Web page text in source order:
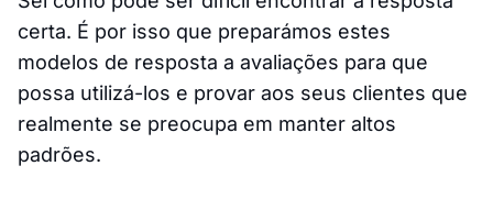
certa. É por isso que preparámos estes
modelos de resposta a avaliações para que
possa utilizá-los e provar aos seus clientes que
realmente se preocupa em manter altos
padrões.